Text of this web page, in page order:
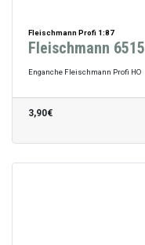
Fleischmann Profi 1:87
Fleischmann 6515
Enganche Fleischmann Profi HO
3,90€